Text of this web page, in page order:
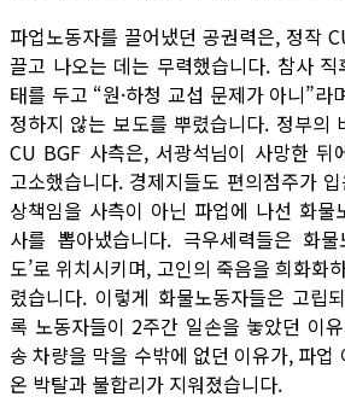
파업노동자를 끌어냈던 공권력은, 정작
끌고 나오는 데는 무력했습니다. 참사
태를 두고 “원·하청 교섭 문제가 아니”라
정하지 않는 보도를 뿌렸습니다. 정부의
CU BGF 사측은, 서광석님이 사망한 뒤
고소했습니다. 경제지들도 편의점주가
상책임을 사측이 아닌 파업에 나선 화물
사를 뽑아냈습니다. 극우세력들은 화
도’로 위치시키며, 고인의 죽음을 희화화
렸습니다. 이렇게 화물노동자들은 고립
록 노동자들이 2주간 일손을 놓았던 이
송 차량을 막을 수밖에 없던 이유가, 파업
온 박탈과 불합리가 지워졌습니다.